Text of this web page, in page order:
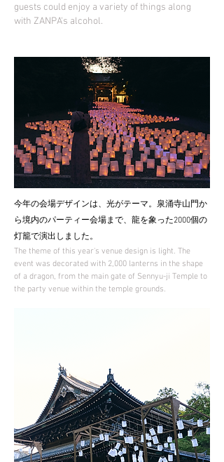
guests could enjoy a variety of things along
with ZANPA's alcohol.
今年の会場デザインは、光がテーマ。泉涌寺山門か
ら境内のパーティー会場まで、龍を象った2000個の
灯籠で演出しました。
The theme of this year's venue design is light. The
event was decorated with 2,000 lanterns in the shape
of a dragon, from the main gate of Sennyu-ji Temple to
the party venue within the temple grounds.